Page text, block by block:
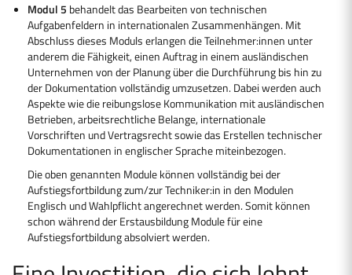
Modul 5 behandelt das Bearbeiten von technischen
Aufgabenfeldern in internationalen Zusammenhängen. Mit
Abschluss dieses Moduls erlangen die Teilnehmer:innen unter
anderem die Fähigkeit, einen Auftrag in einem ausländischen
Unternehmen von der Planung über die Durchführung bis hin zu
der Dokumentation vollständig umzusetzen. Dabei werden auch
Aspekte wie die reibungslose Kommunikation mit ausländischen
Betrieben, arbeitsrechtliche Belange, internationale
Vorschriften und Vertragsrecht sowie das Erstellen technischer
Dokumentationen in englischer Sprache miteinbezogen.
Die oben genannten Module können vollständig bei der
Aufstiegsfortbildung zum/zur Techniker:in in den Modulen
Englisch und Wahlpflicht angerechnet werden. Somit können
schon während der Erstausbildung Module für eine
Aufstiegsfortbildung absolviert werden.